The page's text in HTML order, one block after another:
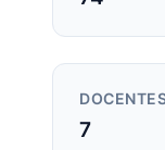
7